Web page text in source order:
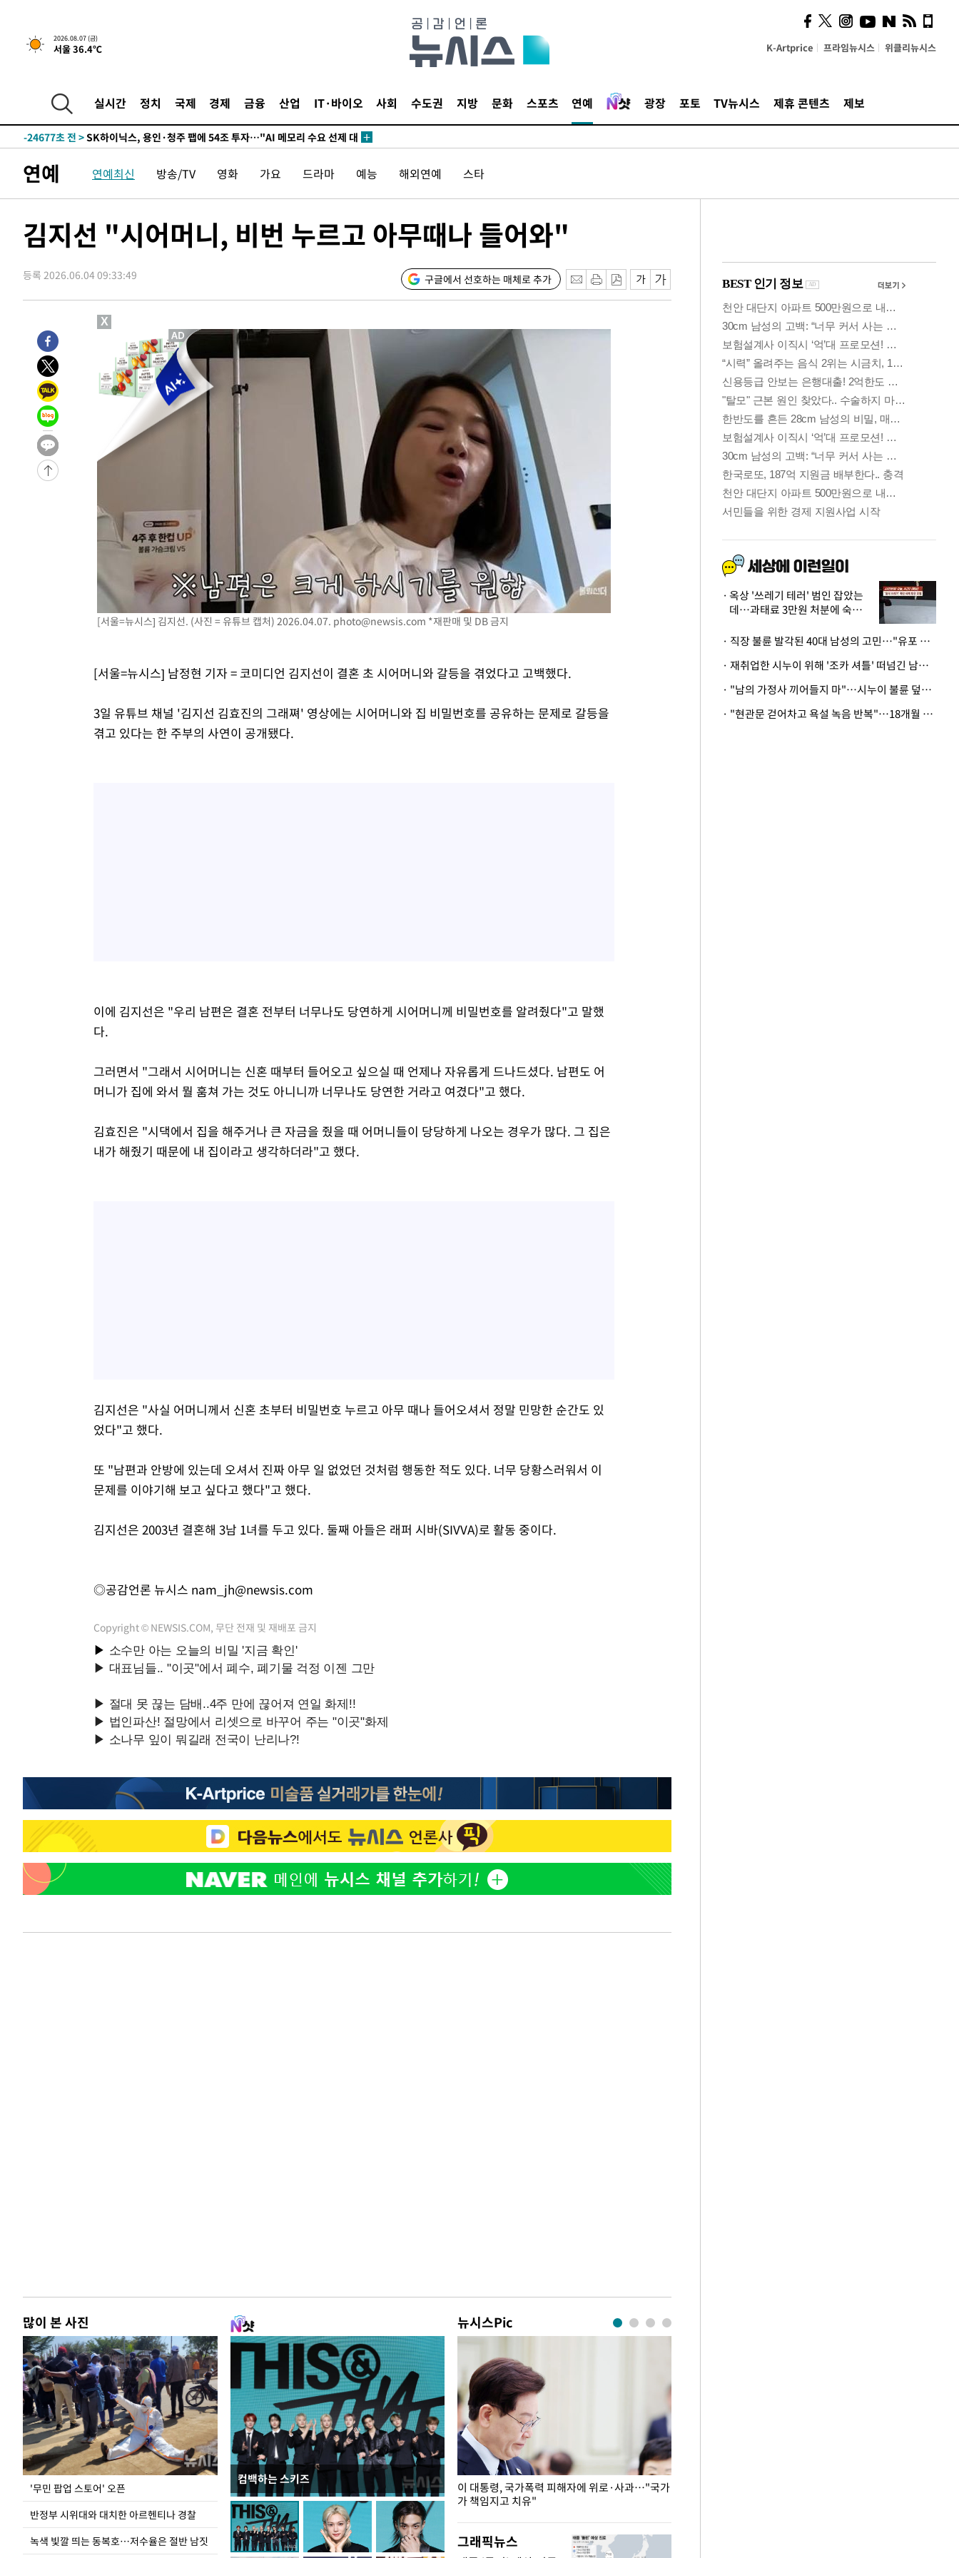
2026.08.07 (금)
서울 36.4℃ K-Artprice 프라임뉴시스 위클리뉴시스
실시간 정치 국제 경제 금융 산업 IT·바이오 사회 수도권 지방 문화 스포츠 연예 광장 포토 TV뉴시스 제휴 콘텐츠 제보
-28473초 전 >"낮 기온 소폭 하락"…수도권 폭염중대경보, 폭염경보로 하향
갈 수도
-26371초 전 >
낮 최고 37도 찜통더위…곳곳 소나기·강원 많은 비[내일날씨]
-24677초 전 >SK하이닉스, 용인·청주 팹에 54조 투자…"AI 메모리 수요 선제 대
응"
-21533초 전 >여자배구 이재영·이다영 자매, 아제르바이잔 투란VC 입단
-20786초 전 >
외국인 심판 성 접대 7경기 들여다보니…한국 축구 '5승 2무'
-20520초 전 >
-20453초 전 >[속보]원·달러 환율, 7.7원 내린 1416.1원 마감
-20342초 전 >[속보] 노원서 40.1도 관측…서울, 2018년 이후 첫 40도
-17432초 전 > [속보]종합특검, '계엄 수용공간 확보' 신용해 前교정본부장 기소
-15298초 전 >
[속보]규제합리화위원회 부위원장에 김태유 서울대 공대 교수…이
병태 후임
-11656초 전 > [속보]국힘 윤리위, '돌려차기 발언' 진종오·서범수 징계 절차 개시
-6981초 전 > [속보] 7월 중국 수출 23.9%↑ 수입 27.5%↑…무역총액 25.3%↑
-4141초 전 >
[속보]'채상병 순직 책임' 임성근, 항소심도 징역 3년
-4007초 전 >
[속보]종합특검, '관저이전 봐주기 감사' 유병호 구속기소
-607초 전 >
민주 콩고 에볼라환자 4천명 돌파, 4053명 발생 1850명 사망
-28473초 전 >
"낮 기온 소폭 하락"…수도권 폭염중대경보, 폭염경보로 하향
-28437초 전 >
[속보]이 대통령, '호우피해' 안동·의성 관할 4개 면 특별재난지역
[단독]중수청 지원 검사들, 정원 초과 시 낮은 계급 임용…희망지 못
낮 최고 37도 찜통더위…곳곳 소나기·강원 많은 비[내일날씨]
SK하이닉스, 용인·청주 팹에 54조 투자…"AI 메모리 수요 선제 대
여자배구 이재영·이다영 자매, 아제르바이잔 투란VC 입단
외국인 심판 성 접대 7경기 들여다보니…한국 축구 '5승 2무'
[속보]코스닥, 2.86포인트(0.36%) 내린 798.81마감
[속보]코스피, 6200선 약보합…0.60% 내린 6258.77에 마쳐
[속보]원·달러 환율, 7.7원 내린 1416.1원 마감
[속보]종합특검, '계엄 수용공간 확보' 신용해 前교정본부장 기소
11시간 압수수색에 성접대 파문까지…'쑥대밭' 된 축구협회
[속보]규제합리화위원회 부위원장에 김태유 서울대 공대 교수…이
연예 연예최신 방송/TV 영화 가요 드라마 예능 해외연예 스타
김지선 "시어머니, 비번 누르고 아무때나 들어와"
등록 2026.06.04 09:33:49 구글에서 선호하는 매체로 추가
[서울=뉴시스] 김지선. (사진 = 유튜브 캡처) 2026.04.07. photo@newsis.com *재판매 및 DB 금지
[서울=뉴시스] 남정현 기자 = 코미디언 김지선이 결혼 초 시어머니와 갈등을 겪었다고 고백했다.
3일 유튜브 채널 '김지선 김효진의 그래쪄' 영상에는 시어머니와 집 비밀번호를 공유하는 문제로 갈등을
겪고 있다는 한 주부의 사연이 공개됐다.
이에 김지선은 "우리 남편은 결혼 전부터 너무나도 당연하게 시어머니께 비밀번호를 알려줬다"고 말했
다.
그러면서 "그래서 시어머니는 신혼 때부터 들어오고 싶으실 때 언제나 자유롭게 드나드셨다. 남편도 어
머니가 집에 와서 뭘 훔쳐 가는 것도 아니니까 너무나도 당연한 거라고 여겼다"고 했다.
김효진은 "시댁에서 집을 해주거나 큰 자금을 줬을 때 어머니들이 당당하게 나오는 경우가 많다. 그 집은
내가 해줬기 때문에 내 집이라고 생각하더라"고 했다.
김지선은 "사실 어머니께서 신혼 초부터 비밀번호 누르고 아무 때나 들어오셔서 정말 민망한 순간도 있
었다"고 했다.
또 "남편과 안방에 있는데 오셔서 진짜 아무 일 없었던 것처럼 행동한 적도 있다. 너무 당황스러워서 이
문제를 이야기해 보고 싶다고 했다"고 했다.
김지선은 2003년 결혼해 3남 1녀를 두고 있다. 둘째 아들은 래퍼 시바(SIVVA)로 활동 중이다.
◎공감언론 뉴시스 nam_jh@newsis.com
Copyright © NEWSIS.COM, 무단 전재 및 재배포 금지
많이 본 사진
'무민 팝업 스토어' 오픈
반정부 시위대와 대치한 아르헨티나 경찰
녹색 빛깔 띄는 동복호…저수율은 절반 남짓
컴백하는 스키즈
뉴시스Pic
지석천 뒤덮은 개구리밥
이 대통령, 국가폭력 피해자에 위로·사과…"국가
가 책임지고 치유"
그래픽뉴스
시, 스마트폰 액세서리에
NFC 더했다
옥상 '쓰레기 테러' 범인 잡았는
데…과태료 3만원 처분에 숙박업
· 직장 불륜 발각된 40대 남성의 고민…"유포 동료 명예훼손·협박죄 고소 가능할까"
· 재취업한 시누이 위해 '조카 셔틀' 떠넘긴 남편…아내 "난 못한다"
· "남의 가정사 끼어들지 마"…시누이 불륜 덮으려는 남편에 억울한 아내
· "현관문 걷어차고 욕설 녹음 반복"…18개월 아기 키우는 집 뒤흔든 '앞집의 비극'
X